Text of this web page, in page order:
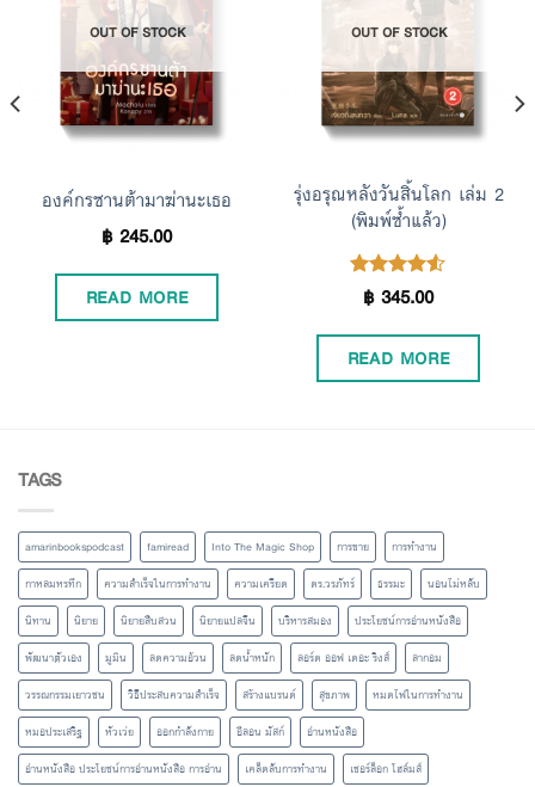
Add to
OUT OF STOCK
องค์กรซานต้ามาฆ่านะเธอ
฿245.00
READ MORE
OUT OF STOCK
รุ่งอรุณหลังวันสิ้นโลก เล่ม 2
(พิมพ์ซ้ำแล้ว)
Rated4.50
฿345.00
READ MORE
TAGS
amarinbookspodcast famiread Into The Magic Shop การขาย
การทำงาน
กาหลมหรทึก
ความสำเร็จในการทำงาน ความเครียด ดร.วรภัทร์ ธรรมะ
นอนไม่หลับ
นิทาน
นิยาย นิยายสืบสวน นิยายแปลจีน บริหารสมอง
ประโยชน์การอ่านหนังสือ
พัฒนาตัวเอง
มูมิน ลดความอ้วน ลดน้ำหนัก ลอร์ด ออฟ เดอะ ริงส์
ลากอม
วรรณกรรมเยาวชน
วิธีประสบความสำเร็จ สร้างแบรนด์ สุขภาพ
หมดไฟในการทำงาน
หมอประเสริฐ
หัวเว่ย ออกกำลังกาย อีลอน มัสก์
อ่านหนังสือ
อ่านหนังสือ ประโยชน์การอ่านหนังสือ การอ่าน
เคล็ดลับการทำงาน
เชอร์ล็อก โฮล์มส์